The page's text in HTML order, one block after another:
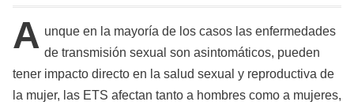
A unque en la mayoría de los casos las enfermedades
de transmisión sexual son asintomáticos, pueden
tener impacto directo en la salud sexual y reproductiva de
la mujer, las ETS afectan tanto a hombres como a mujeres,